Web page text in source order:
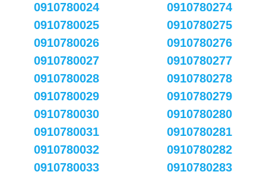
0910780024
0910780025
0910780026
0910780027
0910780028
0910780029
0910780030
0910780031
0910780032
0910780033
0910780274
0910780275
0910780276
0910780277
0910780278
0910780279
0910780280
0910780281
0910780282
0910780283